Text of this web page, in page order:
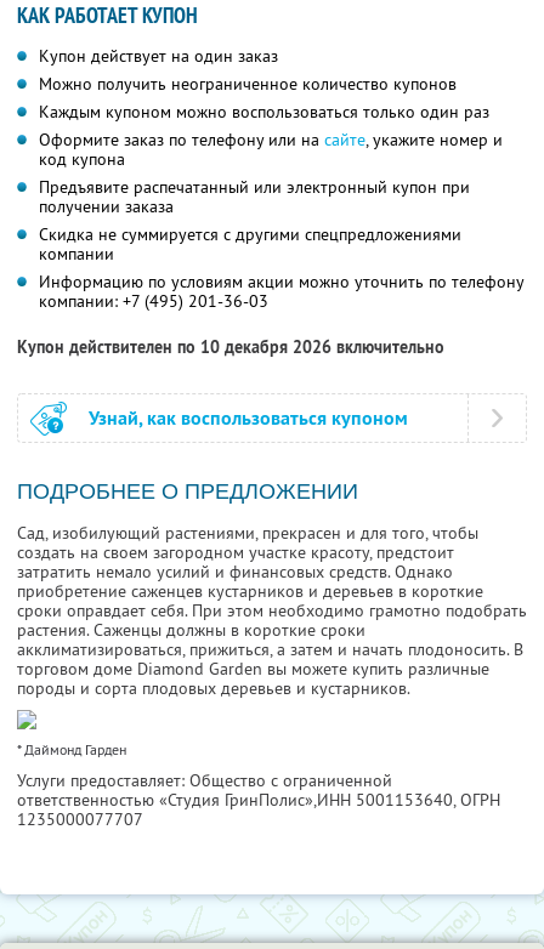
КАК РАБОТАЕТ КУПОН
Купон действует на один заказ
Можно получить неограниченное количество купонов
Каждым купоном можно воспользоваться только один раз
Оформите заказ по телефону или на сайте, укажите номер и
код купона
Предъявите распечатанный или электронный купон при
получении заказа
Скидка не суммируется с другими спецпредложениями
компании
Информацию по условиям акции можно уточнить по телефону
компании: +7 (495) 201-36-03
Купон действителен по 10 декабря 2026 включительно
Узнай, как воспользоваться купоном
ПОДРОБНЕЕ О ПРЕДЛОЖЕНИИ
Сад, изобилующий растениями, прекрасен и для того, чтобы
создать на своем загородном участке красоту, предстоит
затратить немало усилий и финансовых средств. Однако
приобретение саженцев кустарников и деревьев в короткие
сроки оправдает себя. При этом необходимо грамотно подобрать
растения. Саженцы должны в короткие сроки
акклиматизироваться, прижиться, а затем и начать плодоносить. В
торговом доме Diamond Garden вы можете купить различные
породы и сорта плодовых деревьев и кустарников.
* Даймонд Гарден
Услуги предоставляет: Общество с ограниченной
ответственностью «Студия ГринПолис»,ИНН 5001153640, ОГРН
1235000077707